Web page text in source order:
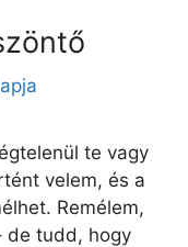
te vagy
velem, és a
Remélem,
de tudd, hogy